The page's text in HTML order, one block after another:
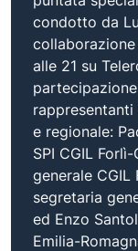
condotto da
alle 21 su
e regionale:
SPI CGIL
generale CGIL
segretaria
ed Enzo
Emilia-